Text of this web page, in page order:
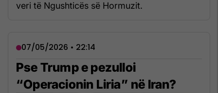
veri të Ngushticës së Hormuzit.
07/05/2026 • 22:14
Pse Trump e pezulloi
“Operacionin Liria” në Iran?